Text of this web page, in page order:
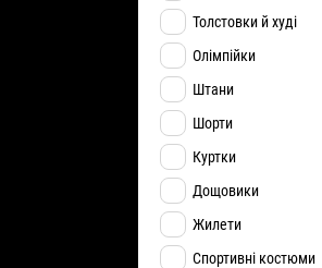
Толстовки й худі
Олімпійки
Штани
Шорти
Куртки
Дощовики
Жилети
Спортивні костюми